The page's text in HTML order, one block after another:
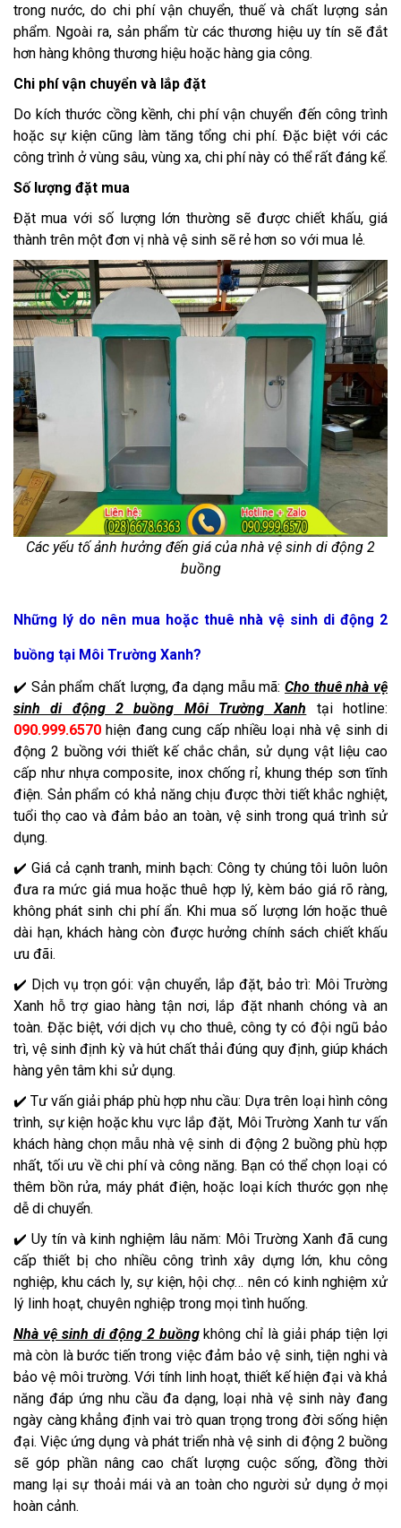
trong nước, do chi phí vận chuyển, thuế và chất lượng sản
phẩm. Ngoài ra, sản phẩm từ các thương hiệu uy tín sẽ đắt
hơn hàng không thương hiệu hoặc hàng gia công.
Chi phí vận chuyển và lắp đặt
Do kích thước cồng kềnh, chi phí vận chuyển đến công trình
hoặc sự kiện cũng làm tăng tổng chi phí. Đặc biệt với các
công trình ở vùng sâu, vùng xa, chi phí này có thể rất đáng kể.
Số lượng đặt mua
Đặt mua với số lượng lớn thường sẽ được chiết khấu, giá
thành trên một đơn vị nhà vệ sinh sẽ rẻ hơn so với mua lẻ.
Các yếu tố ảnh hưởng đến giá của nhà vệ sinh di động 2
buồng
Những lý do nên mua hoặc thuê nhà vệ sinh di động 2
buồng tại Môi Trường Xanh?
✔️ Sản phẩm chất lượng, đa dạng mẫu mã: Cho thuê nhà vệ
sinh di động 2 buồng Môi Trường Xanh tại hotline:
090.999.6570 hiện đang cung cấp nhiều loại nhà vệ sinh di
động 2 buồng với thiết kế chắc chắn, sử dụng vật liệu cao
cấp như nhựa composite, inox chống rỉ, khung thép sơn tĩnh
điện. Sản phẩm có khả năng chịu được thời tiết khắc nghiệt,
tuổi thọ cao và đảm bảo an toàn, vệ sinh trong quá trình sử
dụng.
✔️ Giá cả cạnh tranh, minh bạch: Công ty chúng tôi luôn luôn
đưa ra mức giá mua hoặc thuê hợp lý, kèm báo giá rõ ràng,
không phát sinh chi phí ẩn. Khi mua số lượng lớn hoặc thuê
dài hạn, khách hàng còn được hưởng chính sách chiết khấu
ưu đãi.
✔️ Dịch vụ trọn gói: vận chuyển, lắp đặt, bảo trì: Môi Trường
Xanh hỗ trợ giao hàng tận nơi, lắp đặt nhanh chóng và an
toàn. Đặc biệt, với dịch vụ cho thuê, công ty có đội ngũ bảo
trì, vệ sinh định kỳ và hút chất thải đúng quy định, giúp khách
hàng yên tâm khi sử dụng.
✔️ Tư vấn giải pháp phù hợp nhu cầu: Dựa trên loại hình công
trình, sự kiện hoặc khu vực lắp đặt, Môi Trường Xanh tư vấn
khách hàng chọn mẫu nhà vệ sinh di động 2 buồng phù hợp
nhất, tối ưu về chi phí và công năng. Bạn có thể chọn loại có
thêm bồn rửa, máy phát điện, hoặc loại kích thước gọn nhẹ
dễ di chuyển.
✔️ Uy tín và kinh nghiệm lâu năm: Môi Trường Xanh đã cung
cấp thiết bị cho nhiều công trình xây dựng lớn, khu công
nghiệp, khu cách ly, sự kiện, hội chợ… nên có kinh nghiệm xử
lý linh hoạt, chuyên nghiệp trong mọi tình huống.
Nhà vệ sinh di động 2 buồngkhông chỉ là giải pháp tiện lợi
mà còn là bước tiến trong việc đảm bảo vệ sinh, tiện nghi và
bảo vệ môi trường. Với tính linh hoạt, thiết kế hiện đại và khả
năng đáp ứng nhu cầu đa dạng, loại nhà vệ sinh này đang
ngày càng khẳng định vai trò quan trọng trong đời sống hiện
đại. Việc ứng dụng và phát triển nhà vệ sinh di động 2 buồng
sẽ góp phần nâng cao chất lượng cuộc sống, đồng thời
mang lại sự thoải mái và an toàn cho người sử dụng ở mọi
hoàn cảnh.